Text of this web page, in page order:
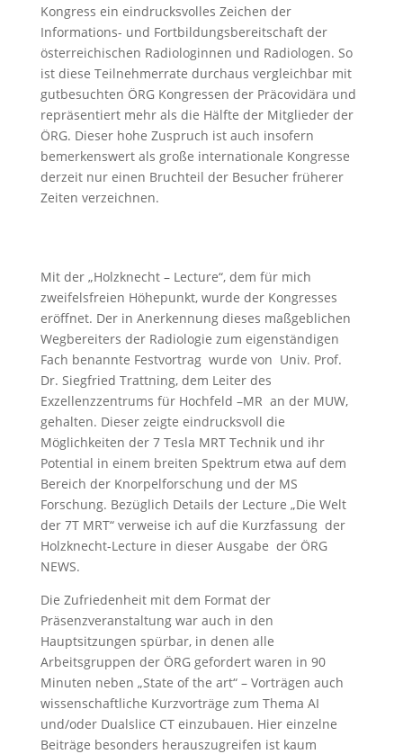
Kongress ein eindrucksvolles Zeichen der
Informations- und Fortbildungsbereitschaft der
österreichischen Radiologinnen und Radiologen. So
ist diese Teilnehmerrate durchaus vergleichbar mit
gutbesuchten ÖRG Kongressen der Präcovidära und
repräsentiert mehr als die Hälfte der Mitglieder der
ÖRG. Dieser hohe Zuspruch ist auch insofern
bemerkenswert als große internationale Kongresse
derzeit nur einen Bruchteil der Besucher früherer
Zeiten verzeichnen.
Mit der „Holzknecht – Lecture“, dem für mich
zweifelsfreien Höhepunkt, wurde der Kongresses
eröffnet. Der in Anerkennung dieses maßgeblichen
Wegbereiters der Radiologie zum eigenständigen
Fach benannte Festvortrag wurde von Univ. Prof.
Dr. Siegfried Trattning, dem Leiter des
Exzellenzzentrums für Hochfeld –MR an der MUW,
gehalten. Dieser zeigte eindrucksvoll die
Möglichkeiten der 7 Tesla MRT Technik und ihr
Potential in einem breiten Spektrum etwa auf dem
Bereich der Knorpelforschung und der MS
Forschung. Bezüglich Details der Lecture „Die Welt
der 7T MRT“ verweise ich auf die Kurzfassung der
Holzknecht-Lecture in dieser Ausgabe der ÖRG
NEWS.
Die Zufriedenheit mit dem Format der
Präsenzveranstaltung war auch in den
Hauptsitzungen spürbar, in denen alle
Arbeitsgruppen der ÖRG gefordert waren in 90
Minuten neben „State of the art“ – Vorträgen auch
wissenschaftliche Kurzvorträge zum Thema AI
und/oder Dualslice CT einzubauen. Hier einzelne
Beiträge besonders herauszugreifen ist kaum